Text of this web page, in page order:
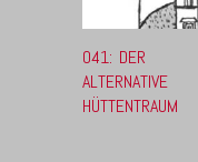
041: DER
ALTERNATIVE
HÜTTENTRAUM